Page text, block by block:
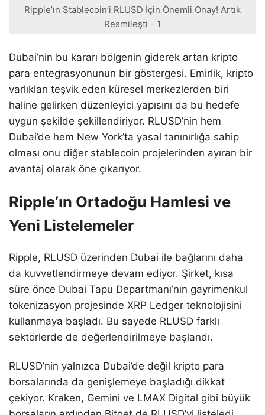
Ripple’ın Stablecoin’i RLUSD İçin Önemli Onay! Artık
Resmileşti - 1
Dubai’nin bu kararı bölgenin giderek artan kripto
para entegrasyonunun bir göstergesi. Emirlik, kripto
varlıkları teşvik eden küresel merkezlerden biri
haline gelirken düzenleyici yapısını da bu hedefe
uygun şekilde şekillendiriyor. RLUSD’nin hem
Dubai’de hem New York’ta yasal tanınırlığa sahip
olması onu diğer stablecoin projelerinden ayıran bir
avantaj olarak öne çıkarıyor.
Ripple’ın Ortadoğu Hamlesi ve
Yeni Listelemeler
Ripple, RLUSD üzerinden Dubai ile bağlarını daha
da kuvvetlendirmeye devam ediyor. Şirket, kısa
süre önce Dubai Tapu Departmanı’nın gayrimenkul
tokenizasyon projesinde XRP Ledger teknolojisini
kullanmaya başladı. Bu sayede RLUSD farklı
sektörlerde de değerlendirilmeye başlandı.
RLUSD’nin yalnızca Dubai’de değil kripto para
borsalarında da genişlemeye başladığı dikkat
çekiyor. Kraken, Gemini ve LMAX Digital gibi büyük